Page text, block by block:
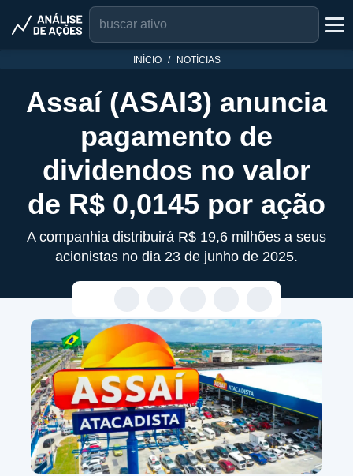
INÍCIO NOTÍCIAS
Assaí (ASAI3) anuncia
pagamento de
dividendos no valor
de R$ 0,0145 por ação
A companhia distribuirá R$ 19,6 milhões a seus
acionistas no dia 23 de junho de 2025.